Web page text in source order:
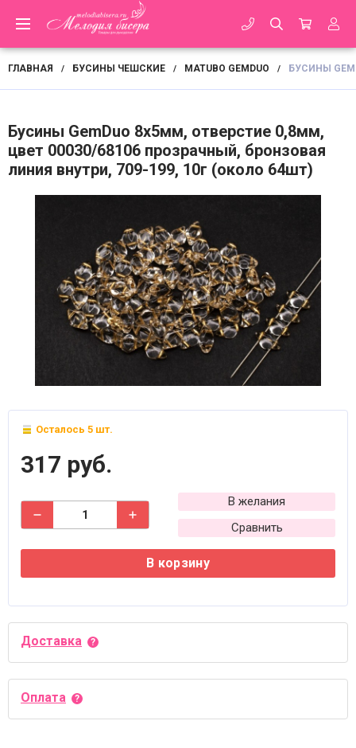
ГЛАВНАЯ / БУСИНЫ ЧЕШСКИЕ / MATUBO GEMDUO / БУСИНЫ
Бусины GemDuo 8х5мм, отверстие 0,8мм,
цвет 00030/68106 прозрачный, бронзовая
линия внутри, 709-199, 10г (около 64шт)
Осталось 5 шт.
317 руб.
В желания
Сравнить
В корзину
Доставка
Оплата